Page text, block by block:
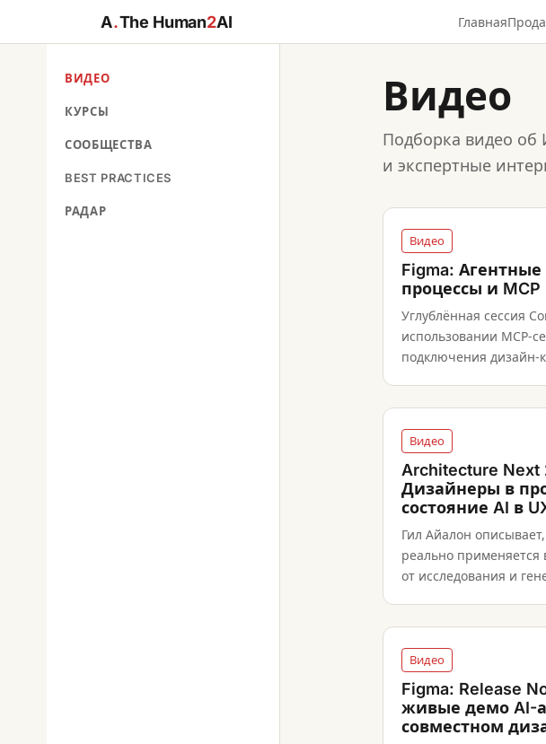
A.The Human2AI Главная
ВИДЕО
КУРСЫ
СООБЩЕСТВА
BEST PRACTICES
РАДАР
Видео
Подборка видео об
и экспертные
Видео
Figma:
процессы и
Углублённая сессия
использовании MCP-
подключения дизайн-
Видео
Architecture Next
Дизайнеры в
состояние AI в
Гил Айалон
реально
от исследования и
Видео
Figma: Release
живые демо AI-
совместном